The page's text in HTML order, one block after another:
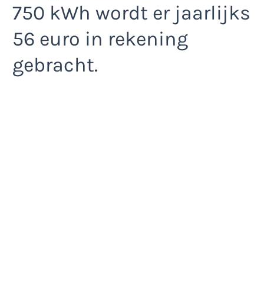
750 kWh wordt er jaarlijks
56 euro in rekening
gebracht.